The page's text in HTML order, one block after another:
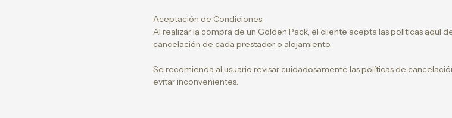
Aceptación de Condiciones:
Al realizar la compra de un Golden Pack, el cliente acepta las políticas aquí
cancelación de cada prestador o alojamiento.
Se recomienda al usuario revisar cuidadosamente las políticas de
evitar inconvenientes.